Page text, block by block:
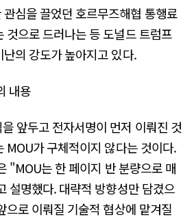
심을 끌었던 호르무즈해협 통행료
것으로 드러나는 등 도널드 트럼프
의 강도가 높아지고 있다.
내용
앞두고 전자서명이 먼저 이뤄진 것
MOU가 구체적이지 않다는 것이다.
"MOU는 한 페이지 반 분량으로 매
설명했다. 대략적 방향성만 담겼으
으로 이뤄질 기술적 협상에 맡겨질